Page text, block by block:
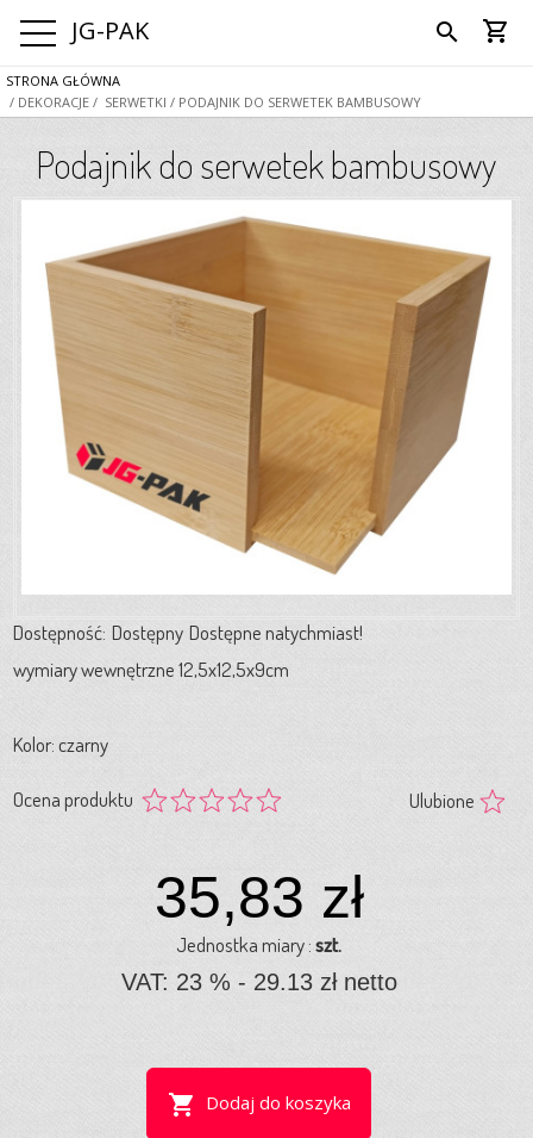
JG-PAK search shopping_cart
STRONA GŁÓWNA
/ DEKORACJE / SERWETKI / PODAJNIK DO SERWETEK BAMBUSOWY
Podajnik do serwetek bambusowy
Dostępność: Dostępny Dostępne natychmiast!
wymiary wewnętrzne 12,5x12,5x9cm
Kolor: czarny
Ocena produktu Ulubione
35,83 zł
Jednostka miary :szt.
VAT: 23 % - 29.13 zł netto
shopping_cart Dodaj do koszyka